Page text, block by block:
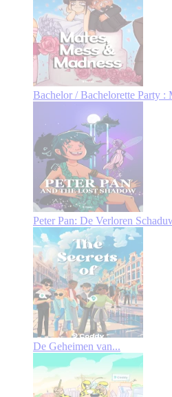
Bachelor / Bachelorette Party :
Peter Pan: De Verloren
De Geheimen van...